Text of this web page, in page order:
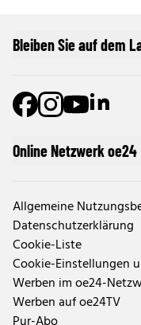
Online Netzwerk oe24
Allgemeine
Datenschutzerklärung
Cookie-Liste
Cookie-Einstellungen
Werben im oe24-
Werben auf oe24TV
Bleiben Sie auf dem